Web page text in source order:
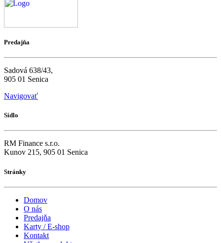
Predajňa
Sadová 638/43,
905 01 Senica
Navigovať
Sídlo
RM Finance s.r.o.
Kunov 215, 905 01 Senica
Stránky
Domov
O nás
Predajňa
Karty / E-shop
Kontakt